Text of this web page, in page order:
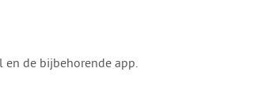
en de bijbehorende app.